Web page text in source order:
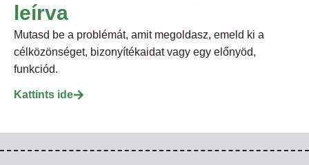
leírva
Mutasd be a problémát, amit megoldasz, emeld ki a
célközönséget, bizonyítékaidat vagy egy előnyöd,
funkciód.
Kattints ide